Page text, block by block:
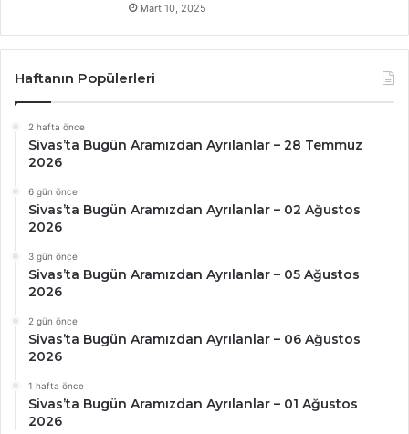
Mart 10, 2025
Haftanın Popülerleri
2 hafta önce
Sivas’ta Bugün Aramızdan Ayrılanlar – 28 Temmuz
2026
6 gün önce
Sivas’ta Bugün Aramızdan Ayrılanlar – 02 Ağustos
2026
3 gün önce
Sivas’ta Bugün Aramızdan Ayrılanlar – 05 Ağustos
2026
2 gün önce
Sivas’ta Bugün Aramızdan Ayrılanlar – 06 Ağustos
2026
1 hafta önce
Sivas’ta Bugün Aramızdan Ayrılanlar – 01 Ağustos
2026